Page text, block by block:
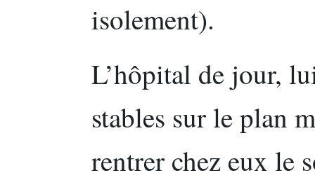
isolement).
L’hôpital de jour,
stables sur le plan
rentrer chez eux le